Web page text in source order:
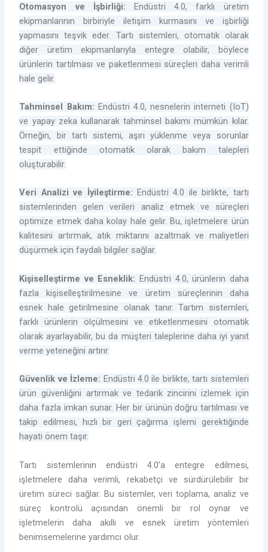
Otomasyon ve İşbirliği: Endüstri 4.0, farklı üretim
ekipmanlarının birbiriyle iletişim kurmasını ve işbirliği
yapmasını teşvik eder. Tartı sistemleri, otomatik olarak
diğer üretim ekipmanlarıyla entegre olabilir, böylece
ürünlerin tartılması ve paketlenmesi süreçleri daha verimli
hale gelir.
Tahminsel Bakım: Endüstri 4.0, nesnelerin interneti (IoT)
ve yapay zeka kullanarak tahminsel bakımı mümkün kılar.
Örneğin, bir tartı sistemi, aşırı yüklenme veya sorunlar
tespit ettiğinde otomatik olarak bakım talepleri
oluşturabilir.
Veri Analizi ve İyileştirme: Endüstri 4.0 ile birlikte, tartı
sistemlerinden gelen verileri analiz etmek ve süreçleri
optimize etmek daha kolay hale gelir. Bu, işletmelere ürün
kalitesini artırmak, atık miktarını azaltmak ve maliyetleri
düşürmek için faydalı bilgiler sağlar.
Kişiselleştirme ve Esneklik: Endüstri 4.0, ürünlerin daha
fazla kişiselleştirilmesine ve üretim süreçlerinin daha
esnek hale getirilmesine olanak tanır. Tartım sistemleri,
farklı ürünlerin ölçülmesini ve etiketlenmesini otomatik
olarak ayarlayabilir, bu da müşteri taleplerine daha iyi yanıt
verme yeteneğini artırır.
Güvenlik ve İzleme: Endüstri 4.0 ile birlikte, tartı sistemleri
ürün güvenliğini artırmak ve tedarik zincirini izlemek için
daha fazla imkan sunar. Her bir ürünün doğru tartılması ve
takip edilmesi, hızlı bir geri çağırma işlemi gerektiğinde
hayati önem taşır.
Tartı sistemlerinin endüstri 4.0’a entegre edilmesi,
işletmelere daha verimli, rekabetçi ve sürdürülebilir bir
üretim süreci sağlar. Bu sistemler, veri toplama, analiz ve
süreç kontrolü açısından önemli bir rol oynar ve
işletmelerin daha akıllı ve esnek üretim yöntemleri
benimsemelerine yardımcı olur.